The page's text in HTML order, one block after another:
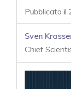
Pubblicato il
Sven
Chief